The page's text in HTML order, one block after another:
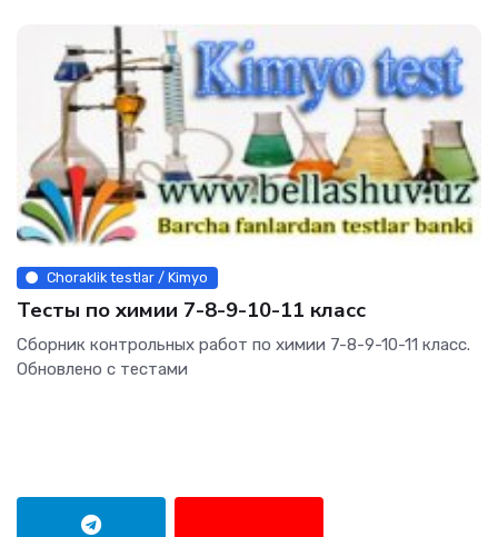
Choraklik testlar / Kimyo
Тесты по химии 7-8-9-10-11 класс
Сборник контрольных работ по химии 7-8-9-10-11 класс.
Обновлено с тестами